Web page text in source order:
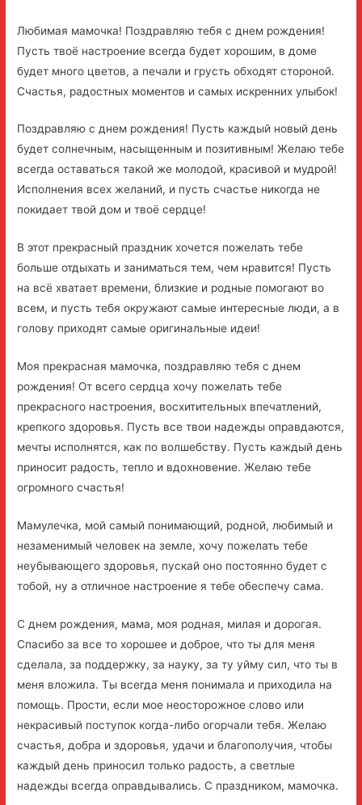
Любимая мамочка! Поздравляю тебя с днем рождения!
Пусть твоё настроение всегда будет хорошим, в доме
будет много цветов, а печали и грусть обходят стороной.
Счастья, радостных моментов и самых искренних улыбок!
Поздравляю с днем рождения! Пусть каждый новый день
будет солнечным, насыщенным и позитивным! Желаю тебе
всегда оставаться такой же молодой, красивой и мудрой!
Исполнения всех желаний, и пусть счастье никогда не
покидает твой дом и твоё сердце!
В этот прекрасный праздник хочется пожелать тебе
больше отдыхать и заниматься тем, чем нравится! Пусть
на всё хватает времени, близкие и родные помогают во
всем, и пусть тебя окружают самые интересные люди, а в
голову приходят самые оригинальные идеи!
Моя прекрасная мамочка, поздравляю тебя с днем
рождения! От всего сердца хочу пожелать тебе
прекрасного настроения, восхитительных впечатлений,
крепкого здоровья. Пусть все твои надежды оправдаются,
мечты исполнятся, как по волшебству. Пусть каждый день
приносит радость, тепло и вдохновение. Желаю тебе
огромного счастья!
Мамулечка, мой самый понимающий, родной, любимый и
незаменимый человек на земле, хочу пожелать тебе
неубывающего здоровья, пускай оно постоянно будет с
тобой, ну а отличное настроение я тебе обеспечу сама.
С днем рождения, мама, моя родная, милая и дорогая.
Спасибо за все то хорошее и доброе, что ты для меня
сделала, за поддержку, за науку, за ту уйму сил, что ты в
меня вложила. Ты всегда меня понимала и приходила на
помощь. Прости, если мое неосторожное слово или
некрасивый поступок когда-либо огорчали тебя. Желаю
счастья, добра и здоровья, удачи и благополучия, чтобы
каждый день приносил только радость, а светлые
надежды всегда оправдывались. С праздником, мамочка.